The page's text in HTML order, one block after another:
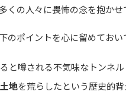
の人々に畏怖の念を抱かせ
ポイントを心に留めておい
と噂される不気味なトンネル
地を荒らしたという歴史的